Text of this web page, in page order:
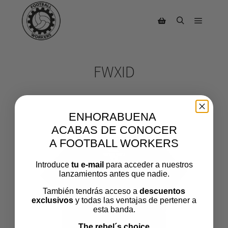
FWXID
ENHORABUENA
ACABAS DE CONOCER
A FOOTBALL WORKERS
Introduce tu e-mail para acceder a nuestros
lanzamientos antes que nadie.
También tendrás acceso a descuentos
exclusivos y todas las ventajas de pertener a
esta banda.